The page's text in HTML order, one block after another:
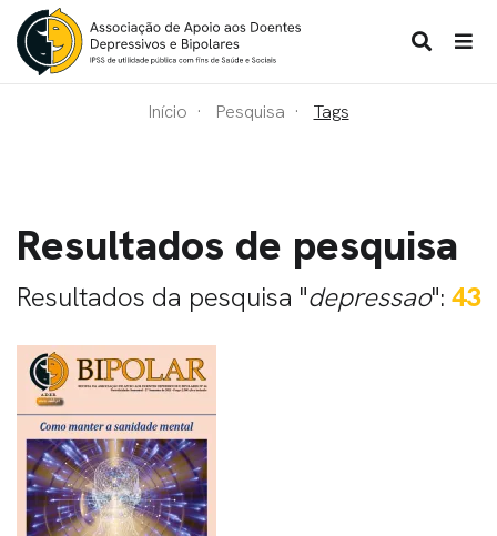
Início Pesquisa Tags
Resultados de pesquisa
Resultados da pesquisa "depressao": 43